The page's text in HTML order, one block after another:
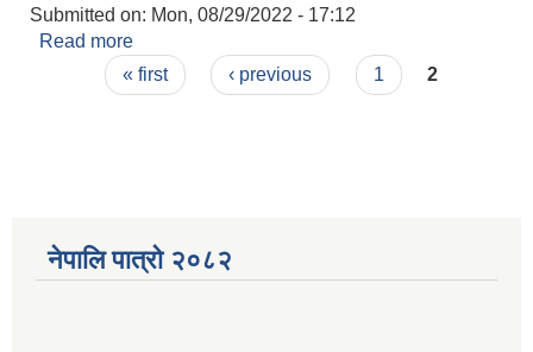
Submitted on: Mon, 08/29/2022 - 17:12
Read more
Pages« first ‹ previous 1 2
नेपालि पात्रो २०८२